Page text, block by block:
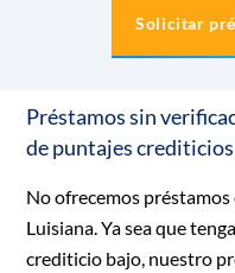
Solicitar
Préstamos sin
de puntajes
No ofrecemos
Luisiana. Ya sea que
crediticio bajo, nuestro